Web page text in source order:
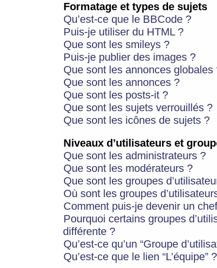
Formatage et types de sujets
Qu’est-ce que le BBCode ?
Puis-je utiliser du HTML ?
Que sont les smileys ?
Puis-je publier des images ?
Que sont les annonces globales
Que sont les annonces ?
Que sont les posts-it ?
Que sont les sujets verrouillés ?
Que sont les icônes de sujets ?
Niveaux d’utilisateurs et
Que sont les administrateurs ?
Que sont les modérateurs ?
Que sont les groupes
Où sont les groupes
Comment puis-je devenir un
Pourquoi certains groupes
différente ?
Qu’est-ce qu’un “Groupe
Qu’est-ce que le lien “L’équipe” ?